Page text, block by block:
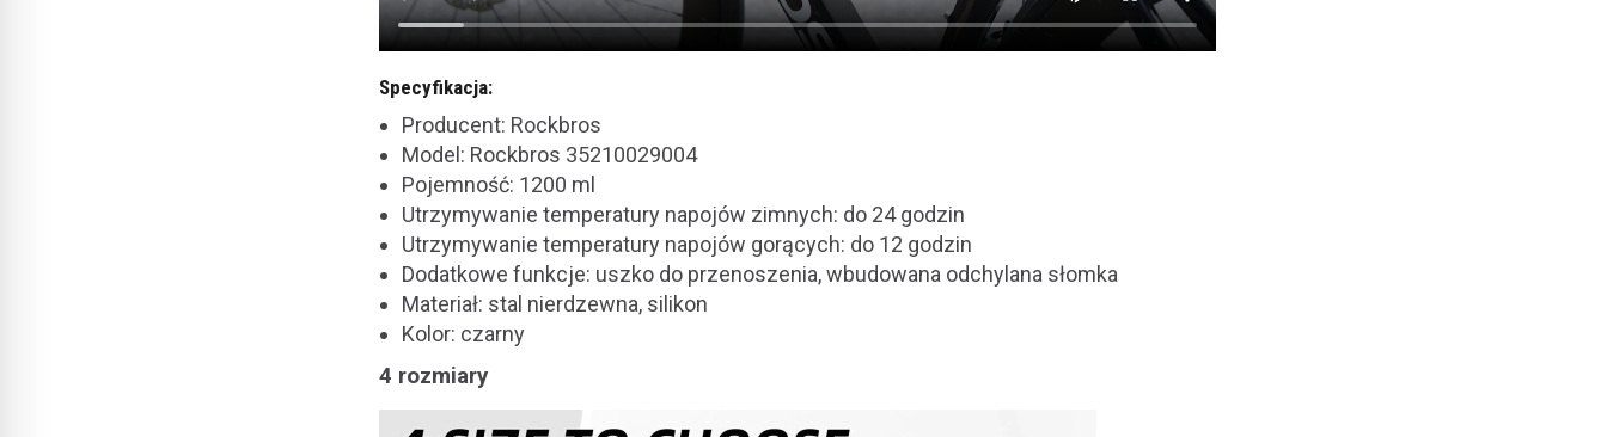
Specyfikacja:
Producent: Rockbros
Model: Rockbros 35210029004
Pojemność: 1200 ml
Utrzymywanie temperatury napojów zimnych: do 24 godzin
Utrzymywanie temperatury napojów gorących: do 12 godzin
Dodatkowe funkcje: uszko do przenoszenia, wbudowana odchylana słomka
Materiał: stal nierdzewna, silikon
Kolor: czarny
4 rozmiary